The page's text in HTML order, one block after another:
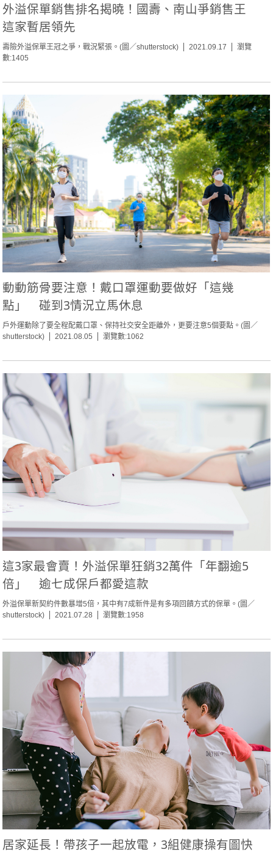
外溢保單銷售排名揭曉！國壽、南山爭銷售王
這家暫居領先
壽險外溢保單王冠之爭，戰況緊張。(圖／shutterstock) 2021.09.17
瀏覽
數:1405
動動筋骨要注意！戴口罩運動要做好「這幾
點」 碰到3情況立馬休息
戶外運動除了要全程配戴口罩、保持社交安全距離外，更要注意5個要點。(圖／
shutterstock)
2021.08.05 瀏覽數:1062
這3家最會賣！外溢保單狂銷32萬件「年翻逾5
倍」 逾七成保戶都愛這款
外溢保單新契約件數暴增5倍，其中有7成新件是有多項回饋方式的保單。(圖／
shutterstock)
2021.07.28 瀏覽數:1958
居家延長！帶孩子一起放電，3組健康操有圖快